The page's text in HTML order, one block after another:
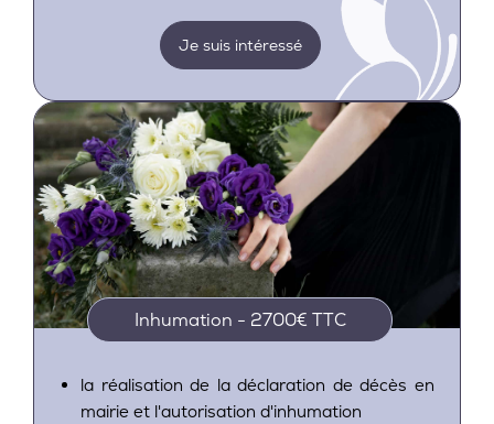
Je suis intéressé
Inhumation - 2700€ TTC
la réalisation de la déclaration de décès en
mairie et l'autorisation d'inhumation